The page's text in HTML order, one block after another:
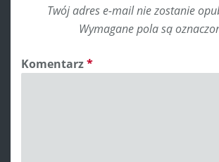
Twój adres e-mail nie zostanie
Wymagane pola są
Komentarz*